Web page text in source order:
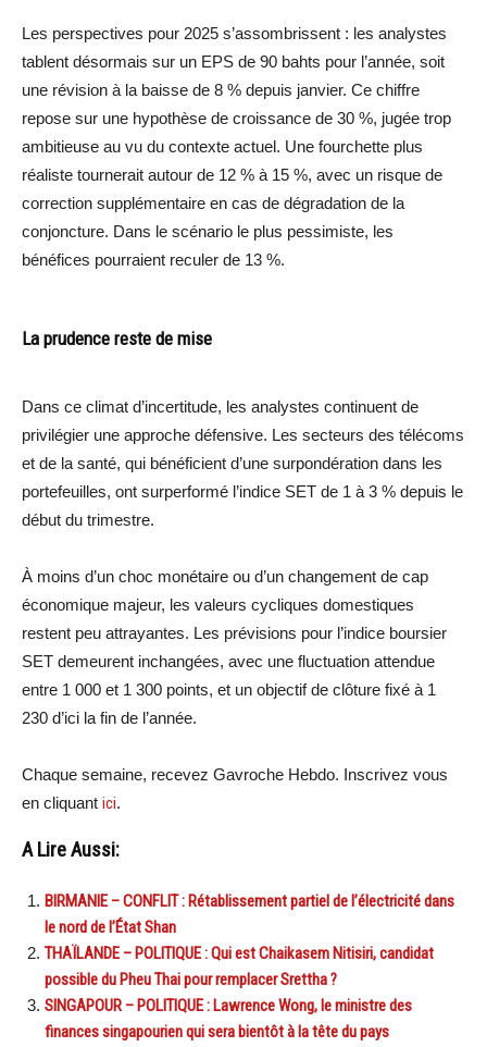
Les perspectives pour 2025 s’assombrissent : les analystes
tablent désormais sur un EPS de 90 bahts pour l’année, soit
une révision à la baisse de 8 % depuis janvier. Ce chiffre
repose sur une hypothèse de croissance de 30 %, jugée trop
ambitieuse au vu du contexte actuel. Une fourchette plus
réaliste tournerait autour de 12 % à 15 %, avec un risque de
correction supplémentaire en cas de dégradation de la
conjoncture. Dans le scénario le plus pessimiste, les
bénéfices pourraient reculer de 13 %.
La prudence reste de mise
Dans ce climat d’incertitude, les analystes continuent de
privilégier une approche défensive. Les secteurs des télécoms
et de la santé, qui bénéficient d’une surpondération dans les
portefeuilles, ont surperformé l’indice SET de 1 à 3 % depuis le
début du trimestre.
À moins d’un choc monétaire ou d’un changement de cap
économique majeur, les valeurs cycliques domestiques
restent peu attrayantes. Les prévisions pour l’indice boursier
SET demeurent inchangées, avec une fluctuation attendue
entre 1 000 et 1 300 points, et un objectif de clôture fixé à 1
230 d’ici la fin de l’année.
Chaque semaine, recevez Gavroche Hebdo. Inscrivez vous
en cliquant ici.
A Lire Aussi:
BIRMANIE – CONFLIT : Rétablissement partiel de l’électricité dans
le nord de l’État Shan
THAÏLANDE – POLITIQUE : Qui est Chaikasem Nitisiri, candidat
possible du Pheu Thai pour remplacer Srettha ?
SINGAPOUR – POLITIQUE : Lawrence Wong, le ministre des
finances singapourien qui sera bientôt à la tête du pays